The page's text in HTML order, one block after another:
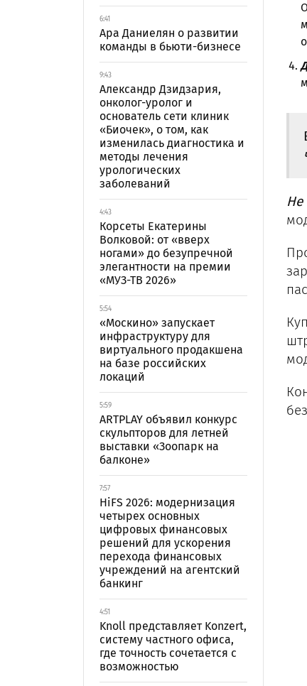
6:41
Ара Даниелян о развитии
команды в бьюти-бизнесе
9:43
Александр Дзидзария,
онколог-уролог и
основатель сети клиник
«Биочек», о том, как
изменилась диагностика и
методы лечения
урологических
заболеваний
4:43
Корсеты Екатерины
Волковой: от «вверх
ногами» до безупречной
элегантности на премии
«МУЗ-ТВ 2026»
5:54
«Москино» запускает
инфраструктуру для
виртуального продакшена
на базе российских
локаций
5:59
ARTPLAY объявил конкурс
скульпторов для летней
выставки «Зоопарк на
балконе»
7:57
HiFS 2026: модернизация
четырех основных
цифровых финансовых
решений для ускорения
перехода финансовых
учреждений на агентский
банкинг
4:51
Knoll представляет Konzert,
систему частного офиса,
где точность сочетается с
возможностью
Не